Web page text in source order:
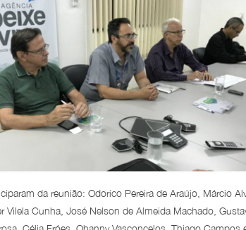
da reunião: Odorico Pereira de Araújo, Márcio
Vilela Cunha, José Nelson de Almeida Machado,